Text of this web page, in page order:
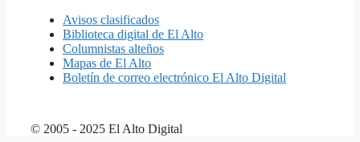
Avisos clasificados
Biblioteca digital de El Alto
Columnistas alteños
Mapas de El Alto
Boletín de correo electrónico El Alto Digital
© 2005 - 2025 El Alto Digital